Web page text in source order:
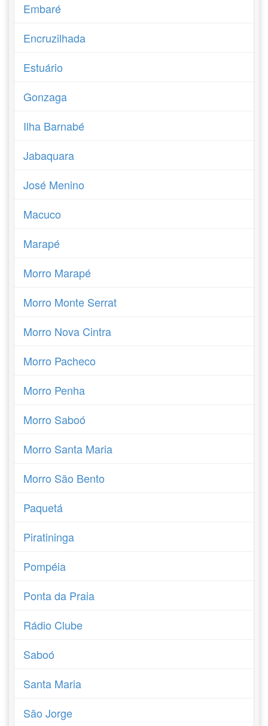
Embaré
Encruzilhada
Estuário
Gonzaga
Ilha Barnabé
Jabaquara
José Menino
Macuco
Marapé
Morro Marapé
Morro Monte Serrat
Morro Nova Cintra
Morro Pacheco
Morro Penha
Morro Saboó
Morro Santa Maria
Morro São Bento
Paquetá
Piratininga
Pompéia
Ponta da Praia
Rádio Clube
Saboó
Santa Maria
São Jorge